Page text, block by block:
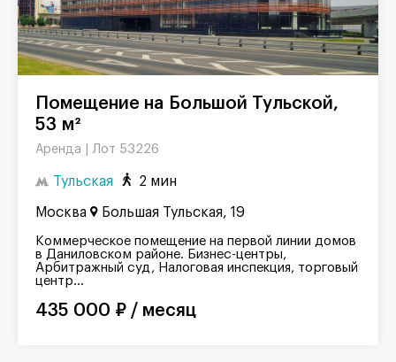
Помещение на Большой Тульской,
53 м²
Аренда | Лот 53226
Тульская 2 мин
Москва Большая Тульская, 19
Коммерческое помещение на первой линии домов
в Даниловском районе. Бизнес-центры,
Арбитражный суд, Налоговая инспекция, торговый
центр...
435 000 ₽ / месяц